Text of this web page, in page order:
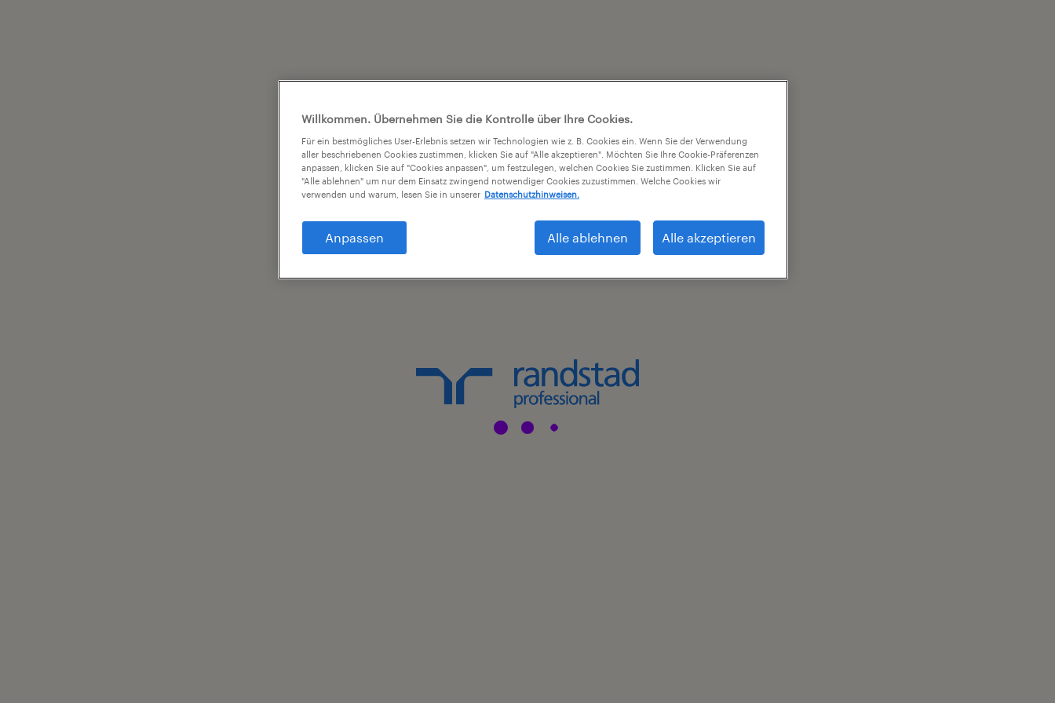
Willkommen. Übernehmen Sie die Kontrolle über Ihre Cookies.
Für ein bestmögliches User-Erlebnis setzen wir Technologien wie z. B. Cookies ein. Wenn Sie der Verwendung
aller beschriebenen Cookies zustimmen, klicken Sie auf "Alle akzeptieren". Möchten Sie Ihre Cookie-Präferenzen
anpassen, klicken Sie auf "Cookies anpassen", um festzulegen, welchen Cookies Sie zustimmen. Klicken Sie auf
"Alle ablehnen" um nur dem Einsatz zwingend notwendiger Cookies zuzustimmen. Welche Cookies wir
verwenden und warum, lesen Sie in unserer Datenschutzhinweisen.
Anpassen Alle ablehnen Alle akzeptieren